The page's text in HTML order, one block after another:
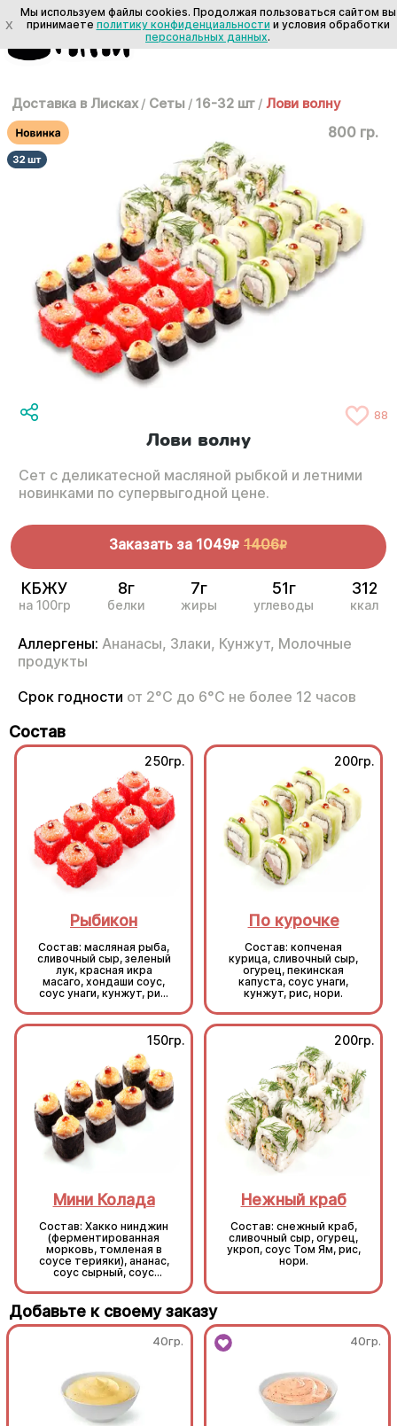
Доставка в Лисках / Сеты / 16-32 шт / Лови волну
800 гр.
88
Лови волну
Сет с деликатесной масляной рыбкой и летними
новинками по супервыгодной цене.
Заказать за 1049R 1406R
КБЖУ
на 100гр
8г
белки
7г
жиры
51г
углеводы
312
ккал
Аллергены: Ананасы, Злаки, Кунжут, Молочные
продукты
Срок годности от 2°С до 6°С не более 12 часов
Состав
250гр.
Рыбикон
Состав: масляная рыба,
сливочный сыр, зеленый
лук, красная икра
масаго, хондаши соус,
соус унаги, кунжут, рис,
200гр.
По курочке
Состав: копченая
курица, сливочный сыр,
огурец, пекинская
капуста, соус унаги,
кунжут, рис, нори.
150гр.
Мини Колада
Состав: Хакко нинджин
(ферментированная
морковь, томленая в
соусе терияки), ананас,
соус сырный, соус
200гр.
Нежный краб
Состав: снежный краб,
сливочный сыр, огурец,
укроп, соус Том Ям, рис,
нори.
Добавьте к своему заказу
40гр. 40гр.
X
Мы используем файлы cookies. Продолжая пользоваться сайтом вы
принимаете политику конфиденциальности и условия обработки
персональных данных.